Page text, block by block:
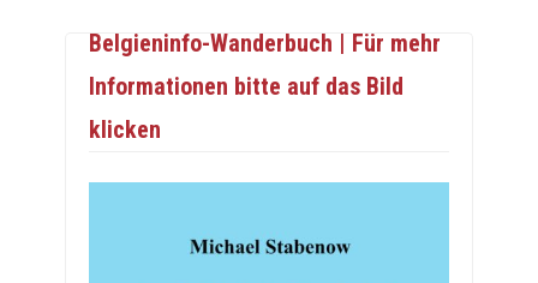
Belgieninfo-Wanderbuch | Für mehr
Informationen bitte auf das Bild
klicken